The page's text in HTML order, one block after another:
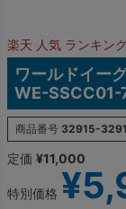
楽天 人気 ランキン
ワールドイー
WE-SSCC01-
商品番号 32915-
定価 ¥11,000
特別価格 ¥